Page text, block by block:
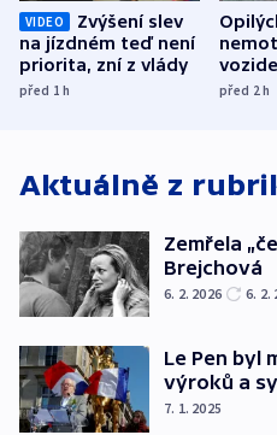
VIDEO
Zvýšení slev
na jízdném teď není
priorita, zní z vlády
před 1h před 2h
Aktuálně z
Zemřela
Brejchová
6. 2. 2026 6. 2.
Le Pen byl
výroků a
7. 1. 2025